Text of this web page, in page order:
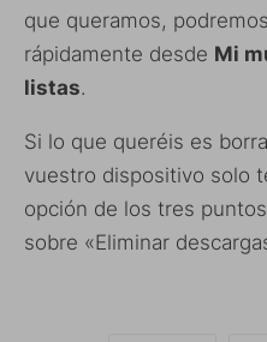
que queramos,
rápidamente desde Mi
listas.
Si lo que queréis es
vuestro dispositivo solo
opción de los tres
sobre «Eliminar